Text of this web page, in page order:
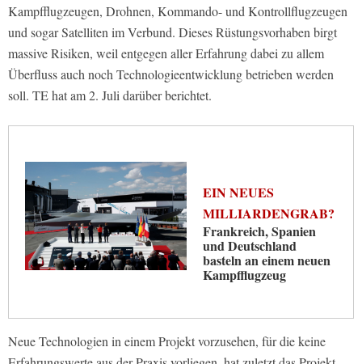
Kampfflugzeugen, Drohnen, Kommando- und Kontrollflugzeugen
und sogar Satelliten im Verbund. Dieses Rüstungsvorhaben birgt
massive Risiken, weil entgegen aller Erfahrung dabei zu allem
Überfluss auch noch Technologieentwicklung betrieben werden
soll. TE hat am 2. Juli darüber berichtet.
EIN NEUES
MILLIARDENGRAB?
Frankreich, Spanien
und Deutschland
basteln an einem neuen
Kampfflugzeug
Neue Technologien in einem Projekt vorzusehen, für die keine